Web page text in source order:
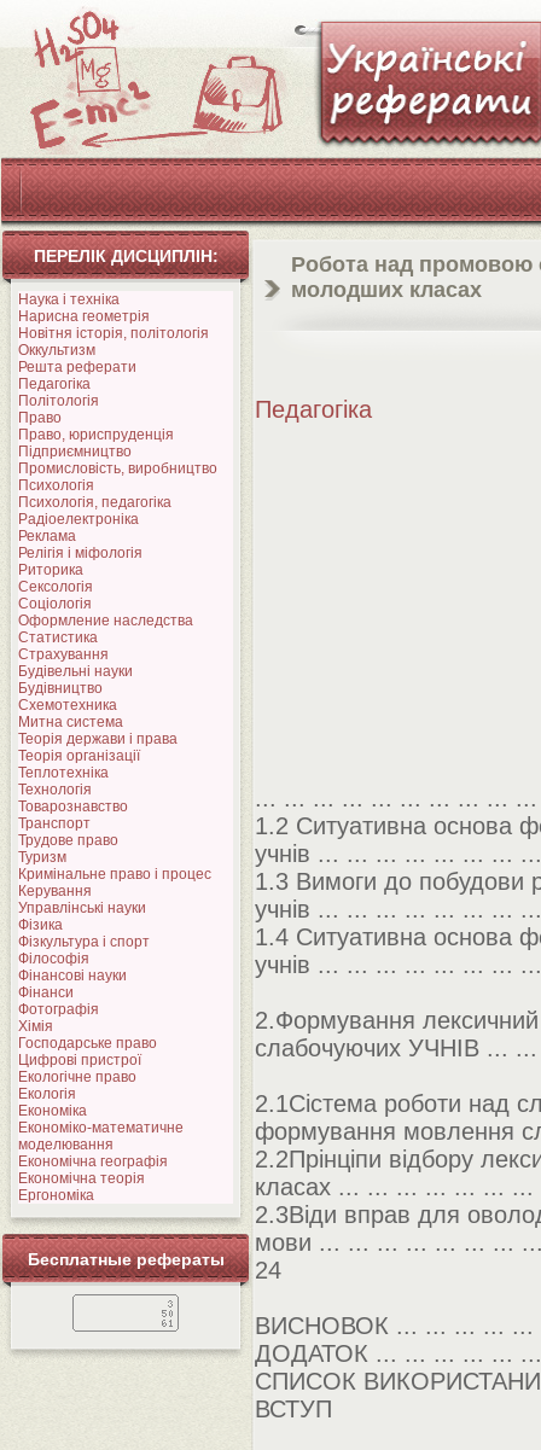
ПЕРЕЛІК ДИСЦИПЛІН:
Наука і техніка
Нарисна геометрія
Новітня історія, політологія
Оккультизм
Решта реферати
Педагогіка
Політологія
Право
Право, юриспруденція
Підприємництво
Промисловість, виробництво
Психологія
Психологія, педагогіка
Радіоелектроніка
Реклама
Релігія і міфологія
Риторика
Сексологія
Соціологія
Оформление наследства
Статистика
Страхування
Будівельні науки
Будівництво
Схемотехника
Митна система
Теорія держави і права
Теорія організації
Теплотехніка
Технологія
Товарознавство
Транспорт
Трудове право
Туризм
Кримінальне право і процес
Керування
Управлінські науки
Фізика
Фізкультура і спорт
Філософія
Фінансові науки
Фінанси
Фотографія
Хімія
Господарське право
Цифрові пристрої
Екологічне право
Екологія
Економіка
Економіко-математичне
моделювання
Економічна географія
Економічна теорія
Ергономіка
Бесплатные рефераты
Робота над промовою
молодших класах
Педагогіка
... ... ... ... ... ... ... ... ...
1.2 Ситуативна основа
учнів ... ... ... ... ... ... ...
1.3 Вимоги до побудови
учнів ... ... ... ... ... ... ...
1.4 Ситуативна основа
учнів ... ... ... ... ... ... ...
2.Формування
слабочуючих УЧНІВ ...
2.1Сістема роботи над
формування мовлення
2.2Прінціпи відбору
класах ... ... ... ... ... ...
2.3Віди вправ для
мови ... ... ... ... ... ... ...
24
ВИСНОВОК ... ... ... ... ...
ДОДАТОК ... ... ... ... ...
СПИСОК
ВСТУП